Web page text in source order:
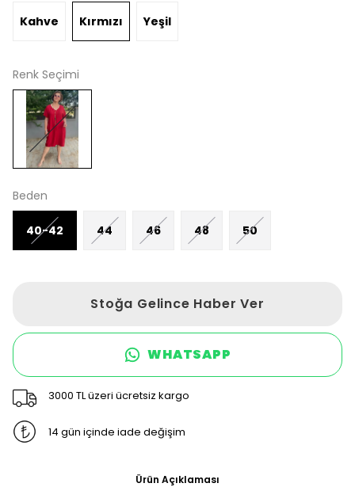
Kahve Kırmızı Yeşil
Renk Seçimi
Beden
40-42 44 46 48 50
Stoğa Gelince Haber Ver
WHATSAPP
3000 TL üzeri ücretsiz kargo
14 gün içinde iade değişim
Ürün Açıklaması